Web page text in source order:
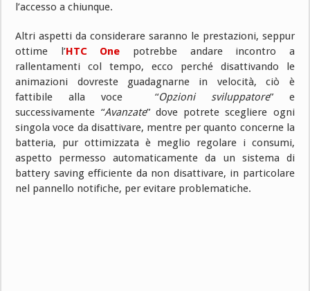
l’accesso a chiunque.
Altri aspetti da considerare saranno le prestazioni, seppur
ottime l’HTC One potrebbe andare incontro a
rallentamenti col tempo, ecco perché disattivando le
animazioni dovreste guadagnarne in velocità, ciò è
fattibile alla voce “Opzioni sviluppatore” e
successivamente “Avanzate” dove potrete scegliere ogni
singola voce da disattivare, mentre per quanto concerne la
batteria, pur ottimizzata è meglio regolare i consumi,
aspetto permesso automaticamente da un sistema di
battery saving efficiente da non disattivare, in particolare
nel pannello notifiche, per evitare problematiche.